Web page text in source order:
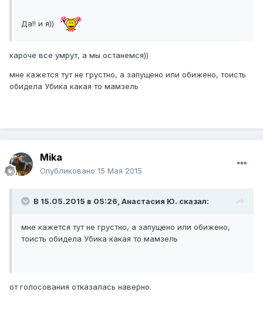
​Да!! и я))
кароче все умрут, а мы останемся))
мне кажется тут не грустно, а запущено или обижено, тоисть
обидела Убика какая то мамзель
Mika
Опубликовано 15 Мая 2015
В 15.05.2015 в 05:26, Анастасия Ю. сказал:
мне кажется тут не грустно, а запущено или обижено,
тоисть обидела Убика какая то мамзель
​от голосования отказалась наверно.